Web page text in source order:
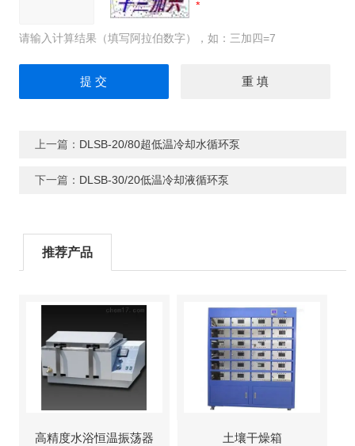
请输入计算结果（填写阿拉伯数字），如：三加四=7
上一篇： DLSB-20/80超低温冷却水循环泵
下一篇： DLSB-30/20低温冷却液循环泵
推荐产品
高精度水浴恒温振荡器 土壤干燥箱